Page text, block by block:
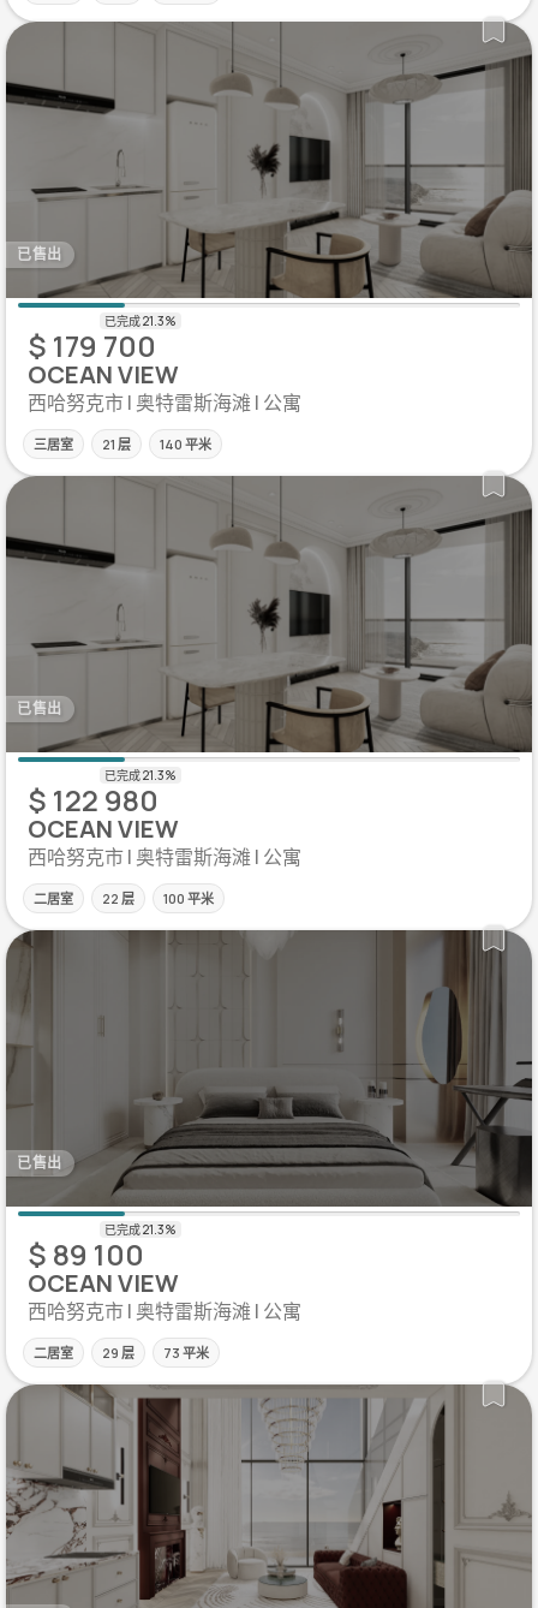
已售出
$ 179 700
OCEAN VIEW
西哈努克市 | 奥特雷斯海滩 | 公寓
三居室 21 层 140 平米
已售出
$ 122 980
OCEAN VIEW
西哈努克市 | 奥特雷斯海滩 | 公寓
二居室 22 层 100 平米
已售出
$ 89 100
OCEAN VIEW
西哈努克市 | 奥特雷斯海滩 | 公寓
二居室 29 层 73 平米